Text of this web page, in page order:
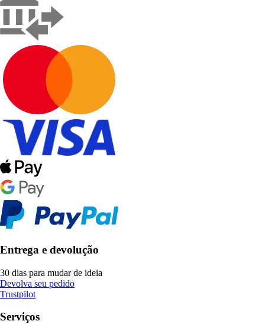
Entrega e devolução
30 dias para mudar de ideia
Devolva seu pedido
Trustpilot
Serviços